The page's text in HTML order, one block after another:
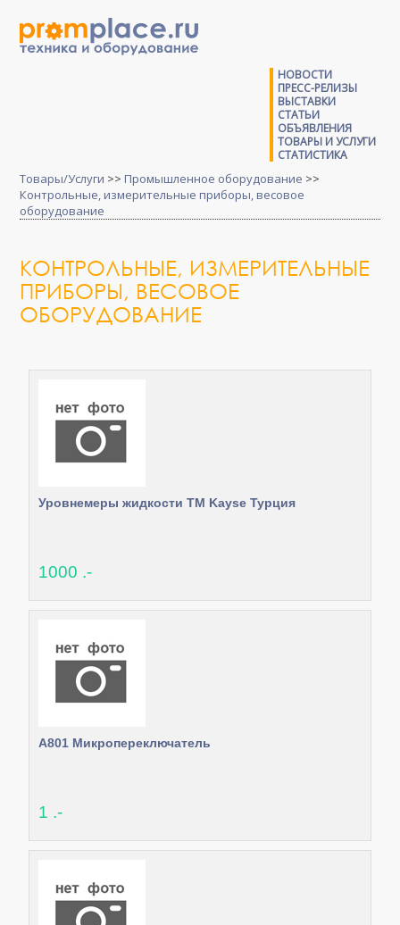
НОВОСТИ
ПРЕСС-РЕЛИЗЫ
ВЫСТАВКИ
СТАТЬИ
ОБЪЯВЛЕНИЯ
ТОВАРЫ И УСЛУГИ
СТАТИСТИКА
Товары/Услуги >> Промышленное оборудование >>
Контрольные, измерительные приборы, весовое
оборудование
КОНТРОЛЬНЫЕ, ИЗМЕРИТЕЛЬНЫЕ
ПРИБОРЫ, ВЕСОВОЕ
ОБОРУДОВАНИЕ
Уровнемеры жидкости ТМ Kayse Турция
1000 .-
А801 Микропереключатель
1 .-